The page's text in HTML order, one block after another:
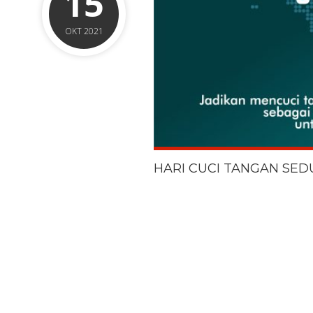
OKT 2021
HARI CUCI TANGAN